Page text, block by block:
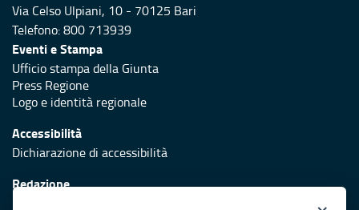
Via Celso Ulpiani, 10 - 70125 Bari
Telefono: 800 713939
Eventi e Stampa
Ufficio stampa della Giunta
Press Regione
Logo e identità regionale
Accessibilità
Dichiarazione di accessibilità
Redazione